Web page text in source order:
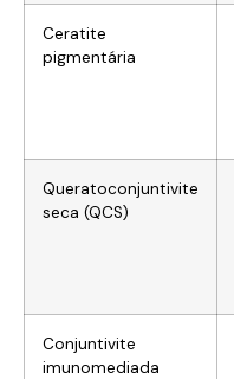
Ceratite
pigmentária
Queratoconjuntivite
seca (QCS)
Conjuntivite
imunomediada